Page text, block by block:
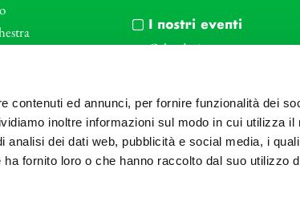
contenuti ed annunci, per fornire funzionalità dei
inoltre informazioni sul modo in cui utilizza il
analisi dei dati web, pubblicità e social media, i
fornito loro o che hanno raccolto dal suo utilizzo
I nostri eventi
Calendario
Biglietteria
Archivio Fotografico